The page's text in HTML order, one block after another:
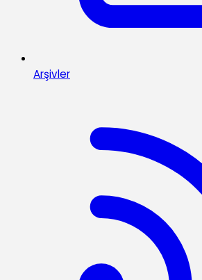
Arşivler